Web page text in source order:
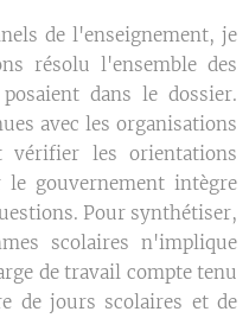
de l'enseignement, je
résolu l'ensemble des
dans le dossier.
avec les organisations
vérifier les orientations
le gouvernement intègre
Pour synthétiser,
scolaires n'implique
de travail compte tenu
de jours scolaires et de